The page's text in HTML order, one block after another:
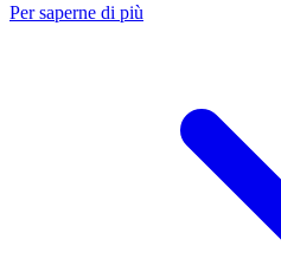
Per saperne di più